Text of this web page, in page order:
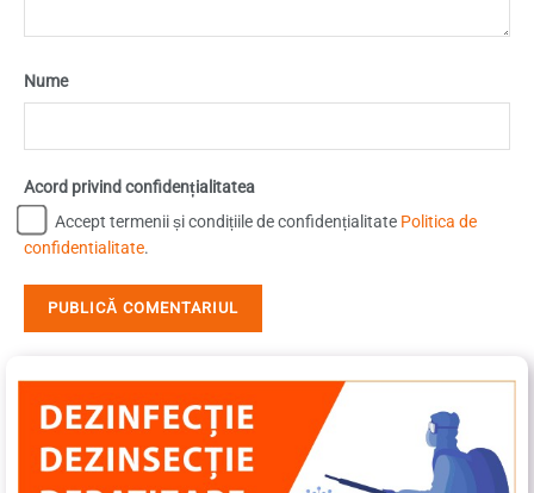
Nume
Acord privind confidențialitatea
Accept termenii și condițiile de confidențialitate Politica de
confidentialitate.